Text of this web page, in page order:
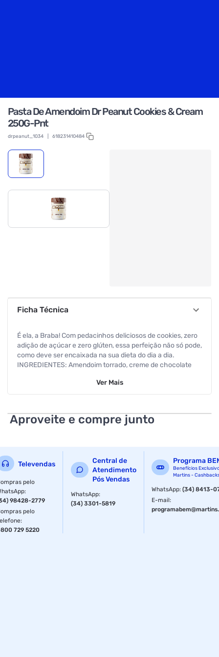
Pasta De Amendoim Dr Peanut Cookies & Cream
250G-Pnt
drpeanut_1034 618231410484
Ficha Técnica
É ela, a Braba! Com pedacinhos deliciosos de cookies, zero
adição de açúcar e zero glúten, essa perfeição não só pode,
como deve ser encaixada na sua dieta do dia a dia.
INGREDIENTES: Amendoim torrado, creme de chocolate
vegetal, manteiga de cacau, sal, edulcorante: maltitol,
aromatizante sintético idêntico ao natural), cookies cacau
sem adição de açúcar e glúten, whey protein sabor
LACTOSE.ALÉRGICOS: CONTÉM AMENDOIM, DERIVADOS
DE LEITE E SOJA. PODE CONTER AVELÃ, CASTANHA DE
CAJU, CASTANHA DO PARÁ, AVEIA (SEM GLÚTEN) E
AMÊNDOA.
Ver Mais
Aproveite e compre junto
Televendas
pelo
:
98428-2779
pelo
:
729 5220
Central de
Atendimento
Pós Vendas
WhatsApp:
(34) 3301-5819
Programa
Benefícios
Martins -
WhatsApp:(34) 8413-
E-mail: